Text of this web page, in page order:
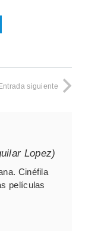
Entrada siguiente
Lopez)
Cinéfila
películas